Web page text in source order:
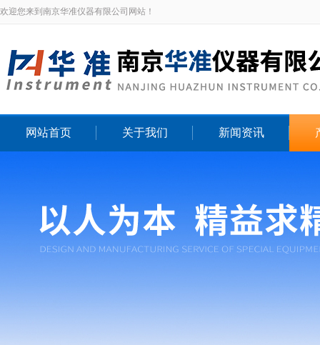
欢迎您来到南京华准仪器有限公司网站！
网站首页 关于我们 新闻资讯